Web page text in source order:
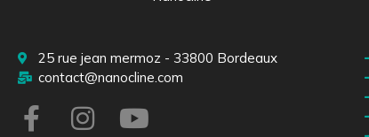
25 rue jean mermoz - 33800 Bordeaux
contact@nanocline.com